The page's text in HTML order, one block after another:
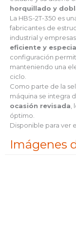
horquillado y
La HBS-2T-350 es
fabricantes de
industrial y
eficiente y
configuración
manteniendo una
ciclo.
Como parte de la
máquina se integra
ocasión revisada
óptimo.
Disponible para ver
Imágenes